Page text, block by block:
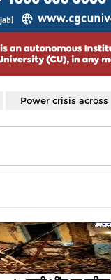
Power crisis across